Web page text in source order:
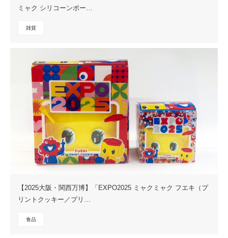
ミャク シリコーンポー…
雑貨
【2025大阪・関西万博】「EXPO2025 ミャクミャク フエキ（プ
リントクッキー／プリ…
食品